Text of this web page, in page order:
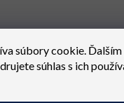
súbory cookie.
súhlas s ich